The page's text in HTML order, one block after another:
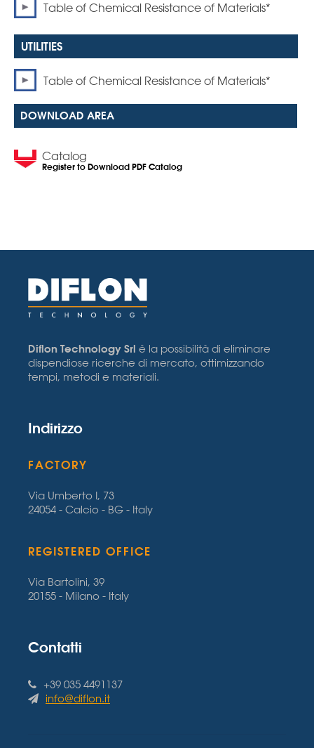
Table of Chemical Resistance of Materials*
Table of Chemical Resistance of Materials*
DOWNLOAD AREA
Catalog
Register to Download PDF Catalog
Diflon Technology Srl è la possibilità di eliminare
dispendiose ricerche di mercato, ottimizzando
tempi, metodi e materiali.
Indirizzo
FACTORY
Via Umberto I, 73
24054 - Calcio - BG - Italy
REGISTERED OFFICE
Via Bartolini, 39
20155 - Milano - Italy
Contatti
+39 035 4491137
info@diflon.it